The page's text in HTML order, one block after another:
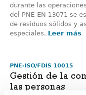
durante las
del PNE-EN 13071 se
de residuos sólidos y
especiales. Leer más
PNE-ISO/FDIS 10015
Gestión de la
las personas